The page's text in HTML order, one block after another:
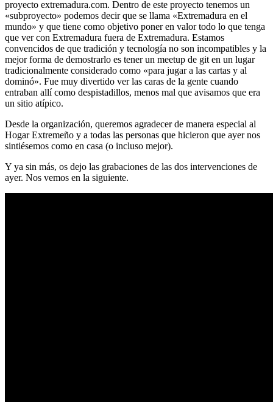
proyecto extremadura.com. Dentro de este proyecto tenemos un
«subproyecto» podemos decir que se llama «Extremadura en el
mundo» y que tiene como objetivo poner en valor todo lo que tenga
que ver con Extremadura fuera de Extremadura. Estamos
convencidos de que tradición y tecnología no son incompatibles y la
mejor forma de demostrarlo es tener un meetup de git en un lugar
tradicionalmente considerado como «para jugar a las cartas y al
dominó». Fue muy divertido ver las caras de la gente cuando
entraban allí como despistadillos, menos mal que avisamos que era
un sitio atípico.
Desde la organización, queremos agradecer de manera especial al
Hogar Extremeño y a todas las personas que hicieron que ayer nos
sintiésemos como en casa (o incluso mejor).
Y ya sin más, os dejo las grabaciones de las dos intervenciones de
ayer. Nos vemos en la siguiente.